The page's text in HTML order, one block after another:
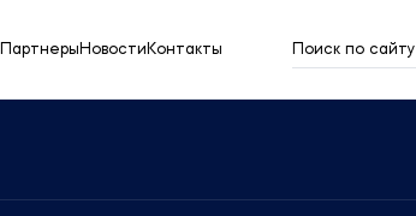
Партнеры Новости Контакты Поиск по сайту